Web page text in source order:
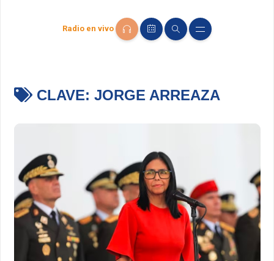
Radio en vivo
CLAVE: JORGE ARREAZA